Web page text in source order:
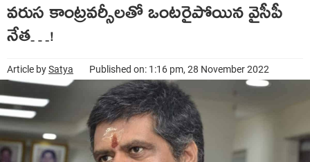
వ‌రుస కాంట్ర‌వ‌ర్సీల‌తో ఒంట‌రైపోయిన వైసీపీ
నేత‌…!
Article bySatya Published on: 1:16 pm, 28 November 2022